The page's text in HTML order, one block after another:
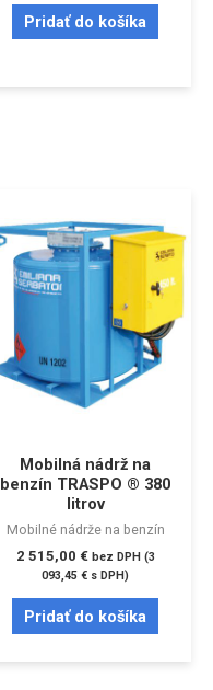
Pridať do košíka
Mobilná nádrž na
benzín TRASPO ® 380
litrov
Mobilné nádrže na benzín
2 515,00 € bez DPH (3
093,45 € s DPH)
Pridať do košíka